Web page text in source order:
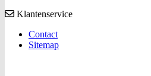
Klantenservice
Contact
Sitemap